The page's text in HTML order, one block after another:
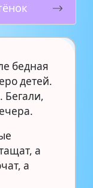
бедная
детей.
Бегали,
а
а